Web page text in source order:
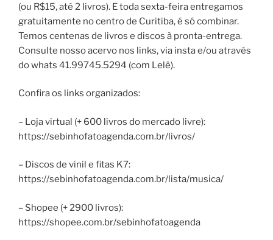
(ou R$15, até 2 livros). E toda sexta-feira entregamos
gratuitamente no centro de Curitiba, é só combinar.
Temos centenas de livros e discos à pronta-entrega.
Consulte nosso acervo nos links, via insta e/ou através
do whats 41.99745.5294 (com Lelê).
Confira os links organizados:
– Loja virtual (+ 600 livros do mercado livre):
https://sebinhofatoagenda.com.br/livros/
– Discos de vinil e fitas K7:
https://sebinhofatoagenda.com.br/lista/musica/
– Shopee (+ 2900 livros):
https://shopee.com.br/sebinhofatoagenda